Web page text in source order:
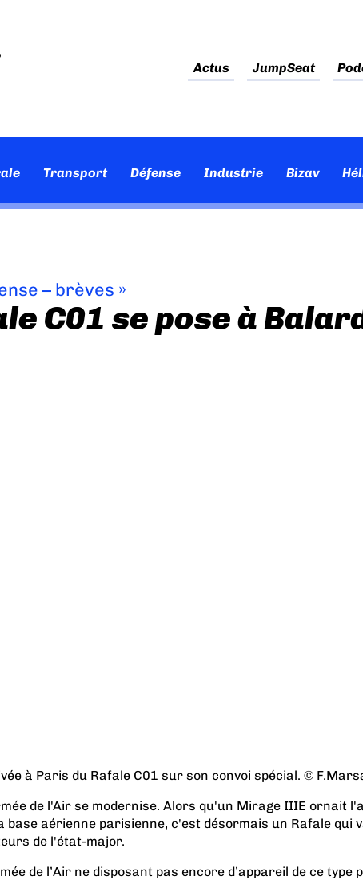
Actus JumpSeat
Transport Défense Industrie Bizav
– brèves »
C01 se pose à
à Paris du Rafale C01 sur son convoi spécial. ©
de l'Air se modernise. Alors qu'un Mirage IIIE ornait
base aérienne parisienne, c'est désormais un Rafale qui
de l'état-major.
de l’Air ne disposant pas encore d’appareil de ce type